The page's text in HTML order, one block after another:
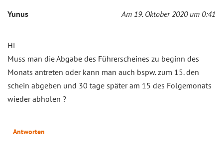
Yunus Am 19. Oktober 2020 um 0:41
Hi
Muss man die Abgabe des Führerscheines zu beginn des
Monats antreten oder kann man auch bspw. zum 15. den
schein abgeben und 30 tage später am 15 des Folgemonats
wieder abholen ?
Antworten